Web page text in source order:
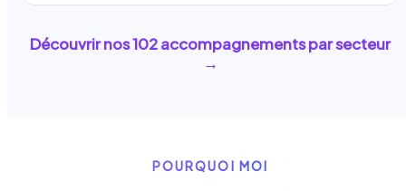
Découvrir nos102accompagnements par secteur
→
POURQUOI MOI